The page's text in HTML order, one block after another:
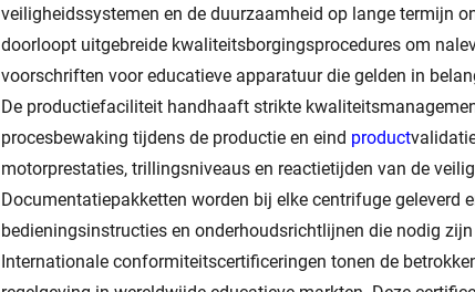
veiligheidssystemen en de duurzaamheid op lange termijn
doorloopt uitgebreide kwaliteitsborgingsprocedures om
voorschriften voor educatieve apparatuur die gelden in
De productiefaciliteit handhaaft strikte
procesbewaking tijdens de productie en eind product
motorprestaties, trillingsniveaus en reactietijden van de
Documentatiepakketten worden bij elke centrifuge
bedieningsinstructies en onderhoudsrichtlijnen die nodig
Internationale conformiteitscertificeringen tonen de